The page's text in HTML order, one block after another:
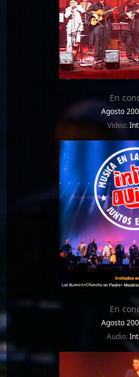
En
Agosto
Video:
En
Agosto
Audio: